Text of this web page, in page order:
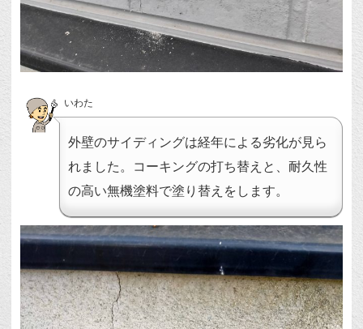
いわた
外壁のサイディングは経年による劣化が見ら
れました。コーキングの打ち替えと、耐久性
の高い無機塗料で塗り替えをします。